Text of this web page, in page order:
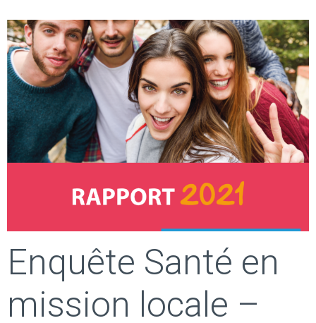
Enquête Santé en
mission locale –